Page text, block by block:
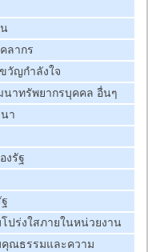
ลากร
วัญกำลังใจ
าทรัพยากรบุคคล อื่นๆ
า
งรัฐ
ปร่งใสภายในหน่วยงาน
คุณธรรมและความ